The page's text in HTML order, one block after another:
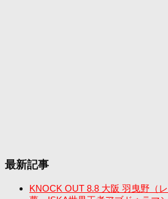
最新記事
KNOCK OUT 8.8 大阪 羽曳野（